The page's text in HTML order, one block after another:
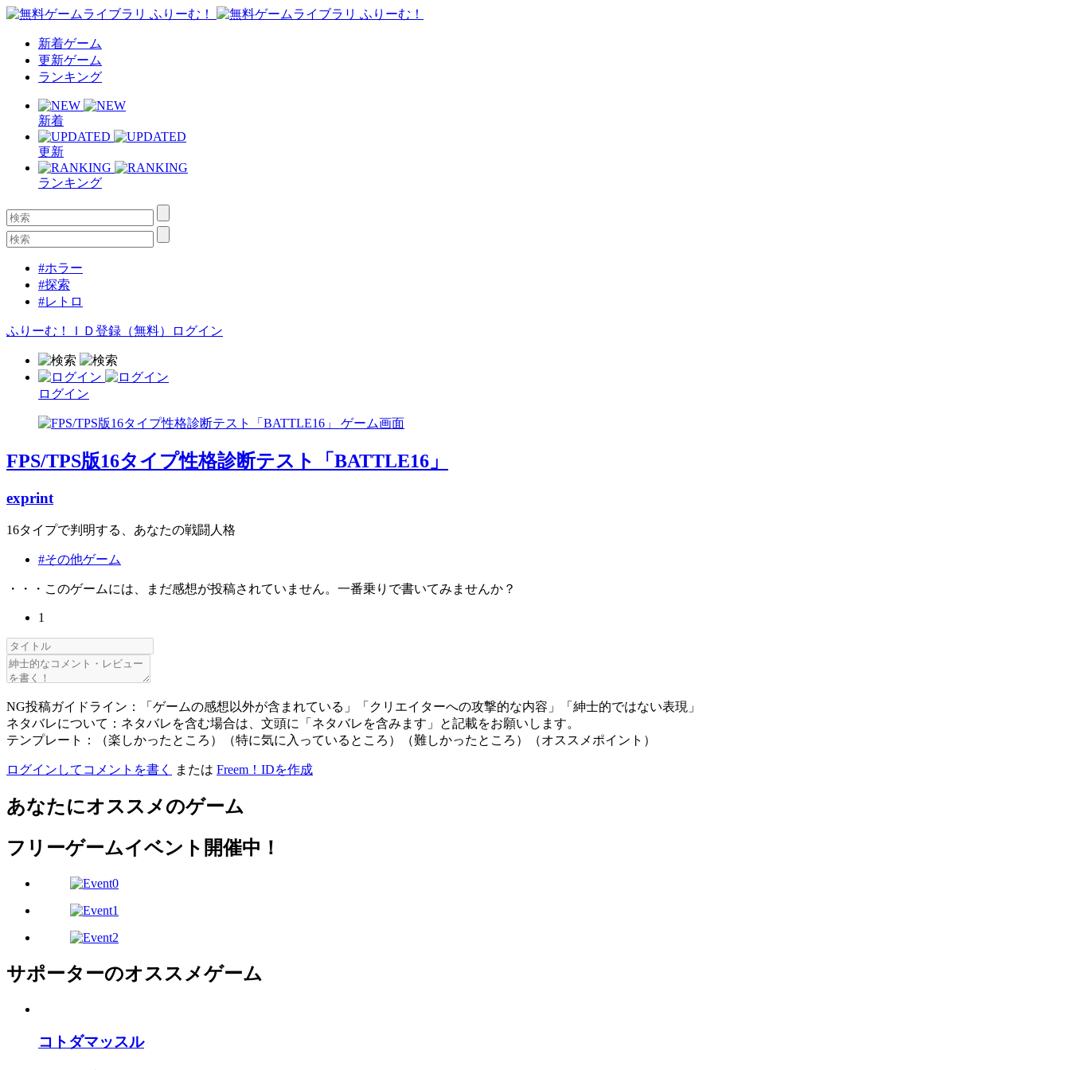
新着ゲーム
更新ゲーム
ランキング
新着
更新
ランキング
#ホラー
#探索
#レトロ
ふりーむ！ＩＤ登録（無料） ログイン
ログイン
FPS/TPS版16タイプ性格診断テスト「BATTLE16」
exprint
16タイプで判明する、あなたの戦闘人格
#その他ゲーム
・・・このゲームには、まだ感想が投稿されていません。一番乗りで書いてみませんか？
1
NG投稿ガイドライン：「ゲームの感想以外が含まれている」「クリエイターへの攻撃的な内容」「紳士的ではない表現」
ネタバレについて：ネタバレを含む場合は、文頭に「ネタバレを含みます」と記載をお願いします。
テンプレート：（楽しかったところ）（特に気に入っているところ）（難しかったところ）（オススメポイント）
ログインしてコメントを書く または Freem！IDを作成
あなたにオススメのゲーム
フリーゲームイベント開催中！
サポーターのオススメゲーム
コトダマッスル